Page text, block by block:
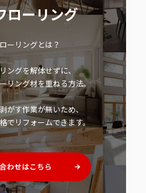
ローリング
ーリングとは？
ングを解体せずに、
リング材を重ねる方法。
がす作業が無いため、
でリフォームできます。